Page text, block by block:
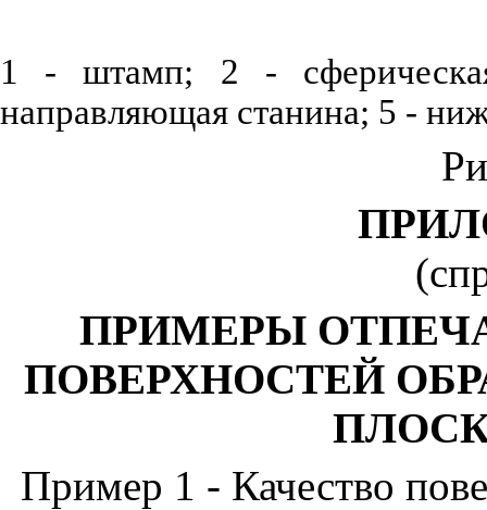
1
- штамп; 2 -
направляющая станина; 5 -
ПРИМЕРЫ
ПОВЕРХНОСТЕЙ
Пример 1 - Качество